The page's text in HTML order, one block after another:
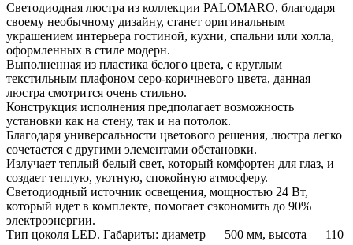
Светодиодная люстра из коллекции PALOMARO, благодаря
своему необычному дизайну, станет оригинальным
украшением интерьера гостиной, кухни, спальни или холла,
оформленных в стиле модерн.
Выполненная из пластика белого цвета, с круглым
текстильным плафоном серо-коричневого цвета, данная
люстра смотрится очень стильно.
Конструкция исполнения предполагает возможность
установки как на стену, так и на потолок.
Благодаря универсальности цветового решения, люстра легко
сочетается с другими элементами обстановки.
Излучает теплый белый свет, который комфортен для глаз, и
создает теплую, уютную, спокойную атмосферу.
Светодиодный источник освещения, мощностью 24 Вт,
который идет в комплекте, помогает сэкономить до 90%
электроэнергии.
Тип цоколя LED. Габариты: диаметр — 500 мм, высота — 110